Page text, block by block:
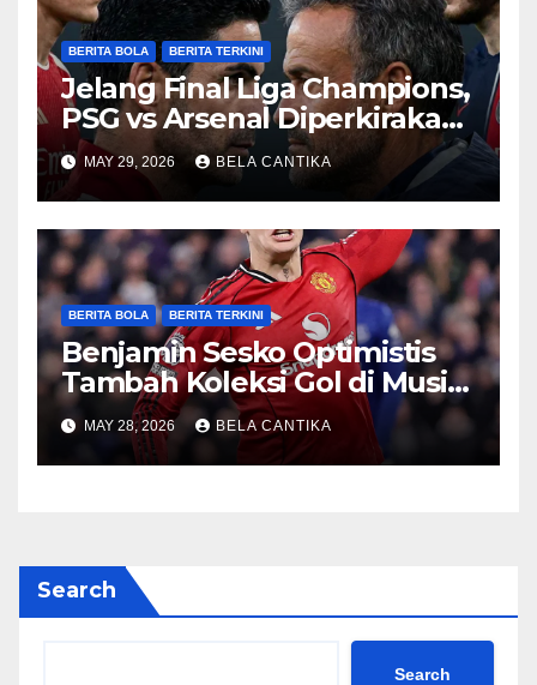
BERITA BOLA BERITA TERKINI
Jelang Final Liga Champions,
PSG vs Arsenal Diperkirakan
Sengit
MAY 29, 2026 BELA CANTIKA
BERITA BOLA BERITA TERKINI
Benjamin Sesko Optimistis
Tambah Koleksi Gol di Musim
2026/27
MAY 28, 2026 BELA CANTIKA
Search
Search